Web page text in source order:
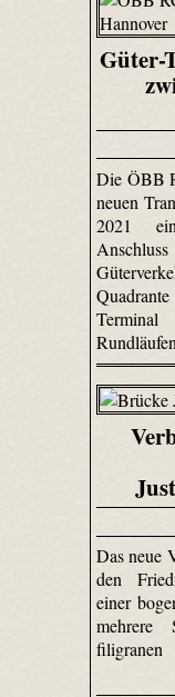
Güter-
Die ÖBB
neuen
2021
Das neue
den
einer
mehrere